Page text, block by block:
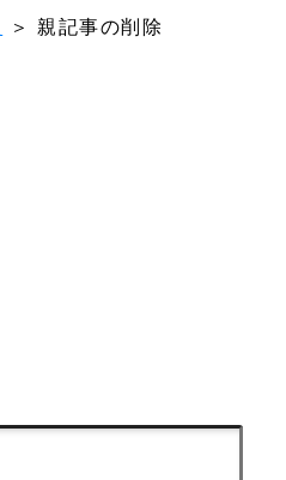
＞ 親記事の削除